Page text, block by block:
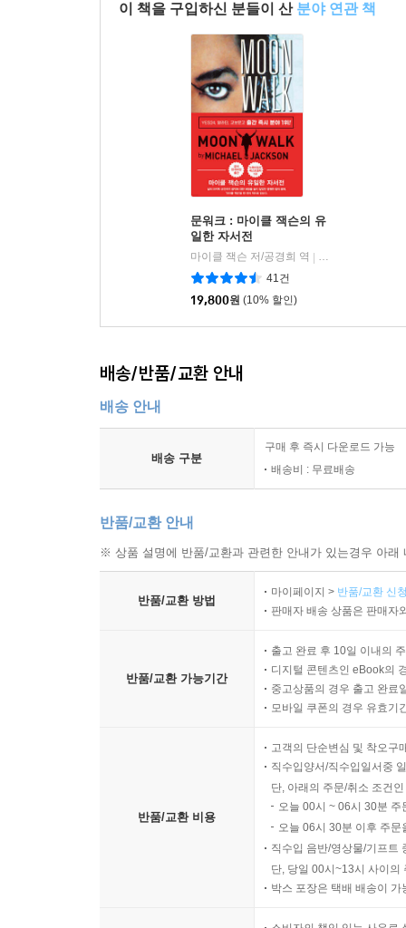
이 책을 구입하신 분들이 산 분야 연관 책
문워크 : 마이클 잭슨의 유
일한 자서전
마이클 잭슨 저/공경희 역
미르북컴퍼니
41건
19,800원 (10% 할인)
배송/반품/교환 안내
배송 안내
배송 구분
구매 후 즉시 다운로드 가능
배송비 : 무료배송
반품/교환 안내
※ 상품 설명에 반품/교환과 관련한 안내가 있는경우 아
반품/교환 방법
마이페이지 > 반품/교환 신
판매자 배송 상품은 판매자
반품/교환 가능기간
출고 완료 후 10일 이내의
디지털 콘텐츠인 eBook의
중고상품의 경우 출고 완료
모바일 쿠폰의 경우 유효기
반품/교환 비용
고객의 단순변심 및 착오구
직수입양서/직수입일서중
단, 아래의 주문/취소 조건
오늘 00시 ~ 06시 30분
오늘 06시 30분 이후 주
직수입 음반/영상물/기프트
단, 당일 00시~13시 사이의
박스 포장은 택배 배송이